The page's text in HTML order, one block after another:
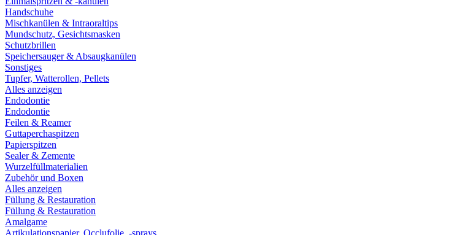
Handschuhe
Mischkanülen & Intraoraltips
Mundschutz, Gesichtsmasken
Schutzbrillen
Speichersauger & Absaugkanülen
Sonstiges
Tupfer, Watterollen, Pellets
Alles anzeigen
Endodontie
Endodontie
Feilen & Reamer
Guttaperchaspitzen
Papierspitzen
Sealer & Zemente
Wurzelfüllmaterialien
Zubehör und Boxen
Alles anzeigen
Füllung & Restauration
Füllung & Restauration
Amalgame
Artikulationspapier, Occlufolie, -sprays